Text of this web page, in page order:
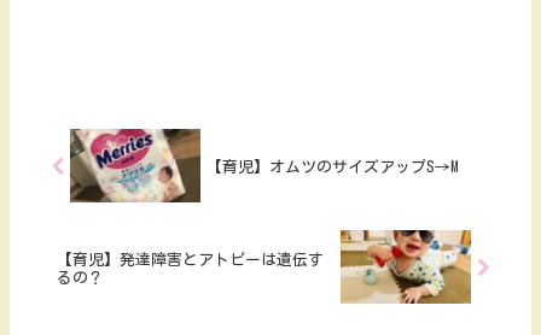
【育児】オムツのサイズアップS→M
【育児】発達障害とアトピーは遺伝す
るの？